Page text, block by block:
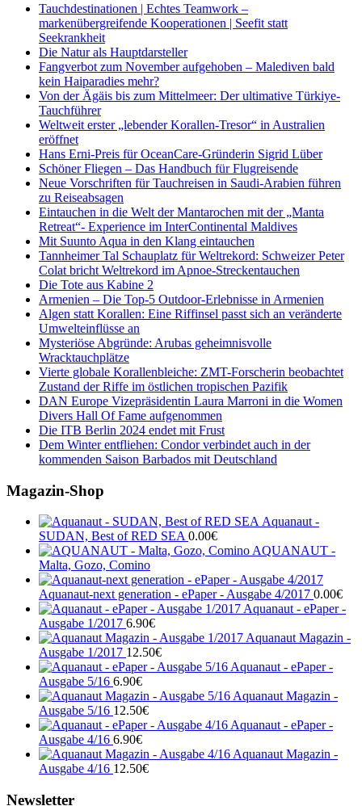
Tauchdestinationen | Echtes Teamwork –
markenübergreifende Kooperationen | Seefit statt
Seekrankheit
Die Natur als Hauptdarsteller
Fangverbot zum November aufgehoben – Malediven bald
kein Haiparadies mehr?
Von der Ägäis bis zum Mittelmeer: Der ultimative Türkiye-
Tauchführer
Weltweit erster „lebender Korallen-Tresor“ in Australien
eröffnet
Hans Erni-Preis für OceanCare-Gründerin Sigrid Lüber
Schöner Fliegen – Das Handbuch für Flugreisende
Neue Vorschriften für Tauchreisen in Saudi-Arabien führen
zu Reiseabsagen
Eintauchen in die Welt der Mantarochen mit der „Manta
Retreat“- Experience im InterContinental Maldives
Mit Suunto Aqua in den Klang eintauchen
Tannheimer Tal Schauplatz für Weltrekord: Schweizer Peter
Colat bricht Weltrekord im Apnoe-Streckentauchen
Die Tote aus Kabine 2
Armenien – Die Top-5 Outdoor-Erlebnisse in Armenien
Algen statt Korallen: Eine Riffinsel passt sich an veränderte
Umwelteinflüsse an
Mysteriöse Abgründe: Arubas geheimnisvolle
Wracktauchplätze
Vierte globale Korallenbleiche: ZMT-Forscherin beobachtet
Zustand der Riffe im östlichen tropischen Pazifik
DAN Europe Vizepräsidentin Laura Marroni in die Women
Divers Hall Of Fame aufgenommen
Die ITB Berlin 2024 endet mit Frust
Dem Winter entfliehen: Condor verbindet auch in der
kommenden Saison Barbados mit Deutschland
Magazin-Shop
Aquanaut -
SUDAN, Best of RED SEA 0.00€
AQUANAUT -
Malta, Gozo, Comino
Aquanaut-next generation - ePaper - Ausgabe 4/2017 0.00€
Aquanaut - ePaper -
Ausgabe 1/2017 6.90€
Aquanaut Magazin -
Ausgabe 1/2017 12.50€
Aquanaut - ePaper -
Ausgabe 5/16 6.90€
Aquanaut Magazin -
Ausgabe 5/16 12.50€
Aquanaut - ePaper -
Ausgabe 4/16 6.90€
Aquanaut Magazin -
Ausgabe 4/16 12.50€
Newsletter